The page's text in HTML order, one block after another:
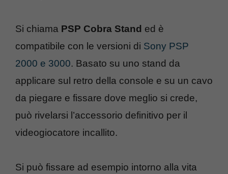
Si chiama PSP Cobra Stand ed è
compatibile con le versioni di Sony PSP
2000 e 3000. Basato su uno stand da
applicare sul retro della console e su un cavo
da piegare e fissare dove meglio si crede,
può rivelarsi l’accessorio definitivo per il
videogiocatore incallito.
Si può fissare ad esempio intorno alla vita